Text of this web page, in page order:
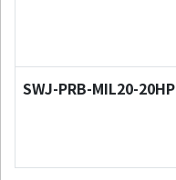
SWJ-PRB-MIL20-20HP